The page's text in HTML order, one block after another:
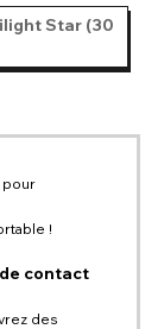
Star (30
pour
!
contact
des